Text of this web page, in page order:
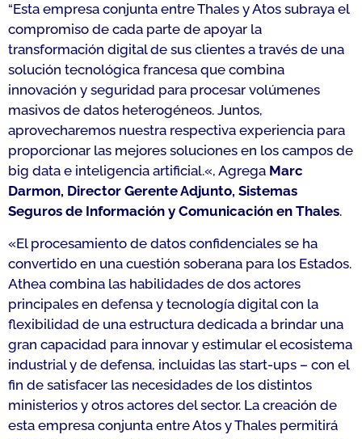
“Esta empresa conjunta entre Thales y Atos subraya el
compromiso de cada parte de apoyar la
transformación digital de sus clientes a través de una
solución tecnológica francesa que combina
innovación y seguridad para procesar volúmenes
masivos de datos heterogéneos. Juntos,
aprovecharemos nuestra respectiva experiencia para
proporcionar las mejores soluciones en los campos de
big data e inteligencia artificial.«, Agrega Marc
Darmon, Director Gerente Adjunto, Sistemas
Seguros de Información y Comunicación en Thales.
«El procesamiento de datos confidenciales se ha
convertido en una cuestión soberana para los Estados.
Athea combina las habilidades de dos actores
principales en defensa y tecnología digital con la
flexibilidad de una estructura dedicada a brindar una
gran capacidad para innovar y estimular el ecosistema
industrial y de defensa, incluidas las start-ups – con el
fin de satisfacer las necesidades de los distintos
ministerios y otros actores del sector. La creación de
esta empresa conjunta entre Atos y Thales permitirá